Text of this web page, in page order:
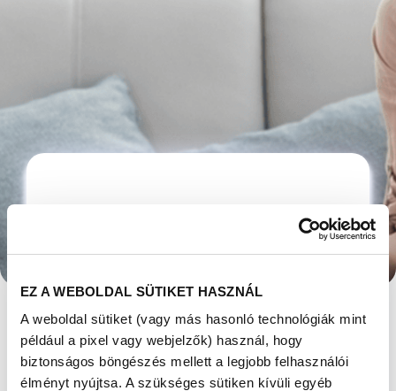
EZ A WEBOLDAL SÜTIKET HASZNÁL
A weboldal sütiket (vagy más hasonló technológiák mint
például a pixel vagy webjelzők) használ, hogy
biztonságos böngészés mellett a legjobb felhasználói
élményt nyújtsa. A szükséges sütiken kívüli egyéb